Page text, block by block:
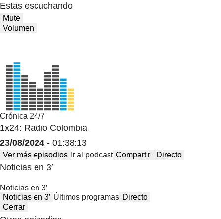
Estas escuchando
Mute
Volumen
Crónica 24/7
1x24: Radio Colombia
23/08/2024 - 01:38:13
Ver más episodios Ir al podcast Compartir Directo
Noticias en 3′
Noticias en 3′
Noticias en 3′ Últimos programas Directo
Cerrar